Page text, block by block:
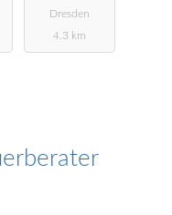
Dresden
4.3 km